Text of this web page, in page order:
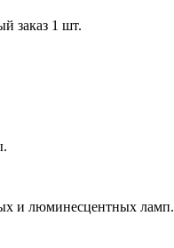
заказ 1 шт.
и люминесцентных ламп.